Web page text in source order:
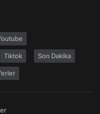
Tiktok Son Dakika